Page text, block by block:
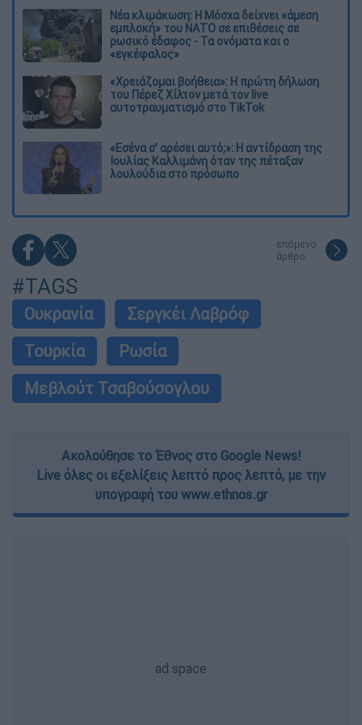
Νέα κλιμάκωση: Η Μόσχα δείχνει «άμεση
εμπλοκή» του ΝΑΤΟ σε επιθέσεις σε
ρωσικό έδαφος - Τα ονόματα και ο
«εγκέφαλος»
«Χρειάζομαι βοήθεια»: Η πρώτη δήλωση
του Πέρεζ Χίλτον μετά τον live
αυτοτραυματισμό στο TikTok
«Εσένα σ’ αρέσει αυτό;»: Η αντίδραση της
Ιουλίας Καλλιμάνη όταν της πέταξαν
λουλούδια στο πρόσωπο
επόμενο
άρθρο
#TAGS
Ουκρανία
Σεργκέι Λαβρόφ
Τουρκία
Ρωσία
Μεβλούτ Τσαβούσογλου
Ακολούθησε το Έθνος στο Google News!
Live όλες οι εξελίξεις λεπτό προς λεπτό, με την
υπογραφή του www.ethnos.gr